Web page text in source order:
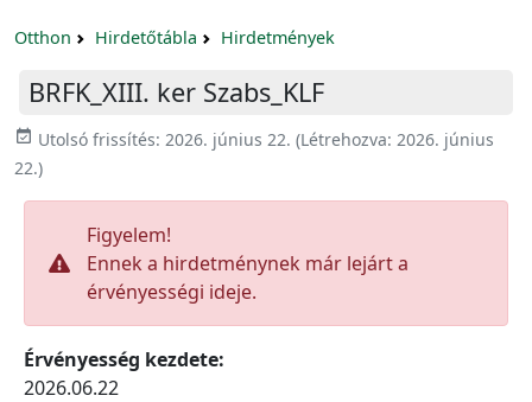
Otthon Hirdetőtábla Hirdetmények
BRFK_XIII. ker Szabs_KLF
event_available Utolsó frissítés: 2026. június 22. (Létrehozva: 2026. június
22.)
Figyelem!
Ennek a hirdetménynek már lejárt a
érvényességi ideje.
Érvényesség kezdete:
2026.06.22